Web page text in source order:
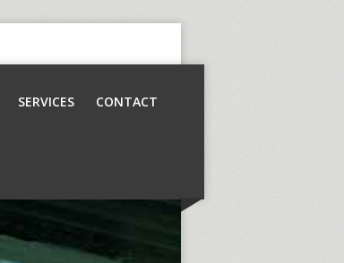
SERVICES CONTACT